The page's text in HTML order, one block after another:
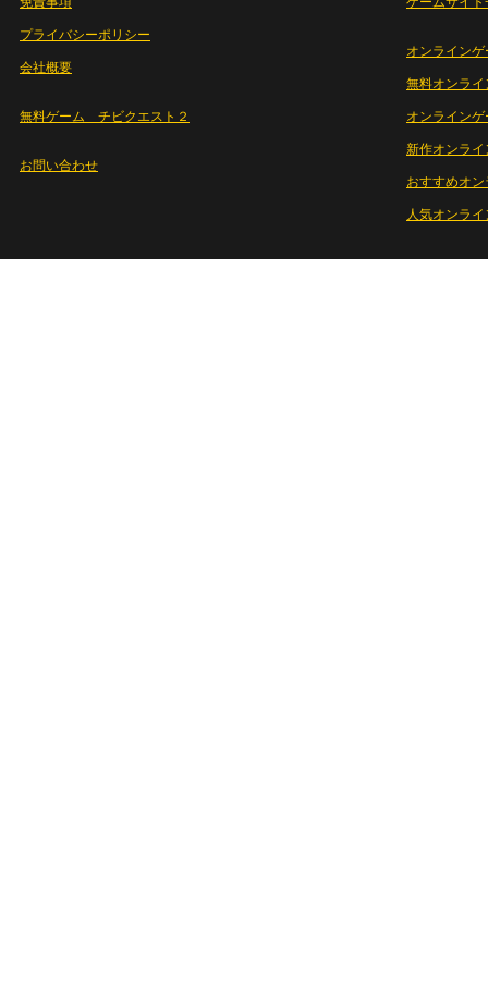
プライバシーポリシー
会社概要
無料ゲーム チビクエスト２
お問い合わせ
オンラインゲ
無料オンライ
オンライン
新作オンライ
おすすめオ
人気オンラ